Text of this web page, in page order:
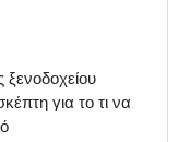
ξενοδοχείου
για το τι να